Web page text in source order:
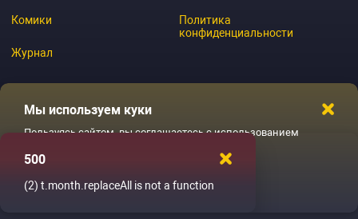
Комики
Журнал
Политика
конфиденциальности
Мы используем куки
Пользуясь сайтом, вы соглашаетесь с использованием
Ладненько
500
(2) t.month.replaceAll is not a function